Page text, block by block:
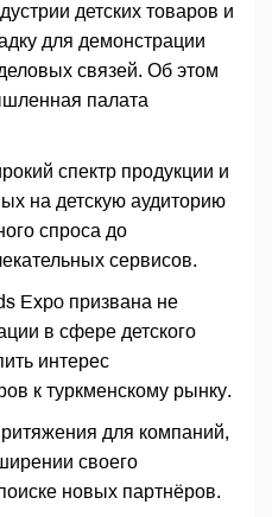
детских товаров и
для демонстрации
связей. Об этом
палата
спектр продукции и
на детскую аудиторию
спроса до
сервисов.
Expo призвана не
в сфере детского
интерес
к туркменскому рынку.
для компаний,
своего
новых партнёров.